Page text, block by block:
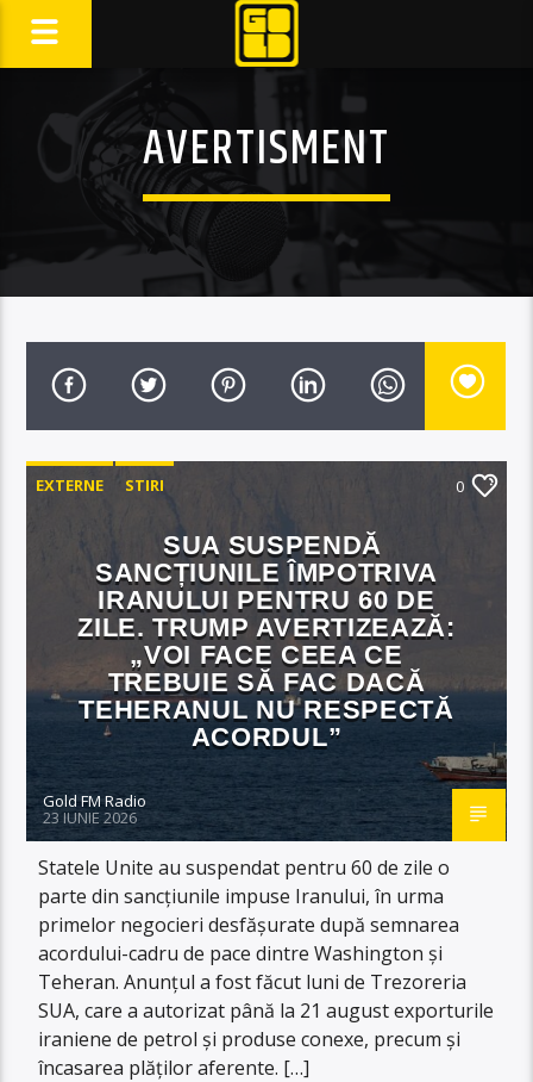
AVERTISMENT
EXTERNE STIRI 0
SUA SUSPENDĂ
SANCȚIUNILE ÎMPOTRIVA
IRANULUI PENTRU 60 DE
ZILE. TRUMP AVERTIZEAZĂ:
„VOI FACE CEEA CE
TREBUIE SĂ FAC DACĂ
TEHERANUL NU RESPECTĂ
ACORDUL”
Gold FM Radio
23 IUNIE 2026
Statele Unite au suspendat pentru 60 de zile o
parte din sancțiunile impuse Iranului, în urma
primelor negocieri desfășurate după semnarea
acordului-cadru de pace dintre Washington și
Teheran. Anunțul a fost făcut luni de Trezoreria
SUA, care a autorizat până la 21 august exporturile
iraniene de petrol și produse conexe, precum și
încasarea plăților aferente. […]